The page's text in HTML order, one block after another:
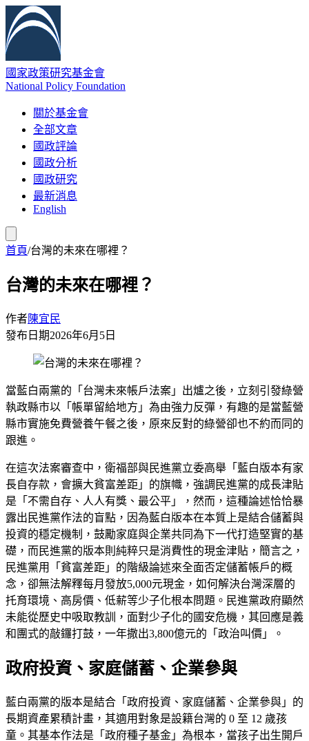
國家政策研究基金會
National Policy Foundation
關於基金會
全部文章
國政評論
國政分析
國政研究
最新消息
English
首頁/台灣的未來在哪裡？
台灣的未來在哪裡？
作者陳宜民
發布日期2026年6月5日
當藍白兩黨的「台灣未來帳戶法案」出爐之後，立刻引發綠營
執政縣市以「帳單留給地方」為由強力反彈，有趣的是當藍營
縣市實施免費營養午餐之後，原來反對的綠營卻也不約而同的
跟進。
在這次法案審查中，衛福部與民進黨立委高舉「藍白版本有家
長自存款，會擴大貧富差距」的旗幟，強調民進黨的成長津貼
是「不需自存、人人有獎、最公平」，然而，這種論述恰恰暴
露出民進黨作法的盲點，因為藍白版本在本質上是結合儲蓄與
投資的穩定機制，鼓勵家庭與企業共同為下一代打造堅實的基
礎，而民進黨的版本則純粹只是消費性的現金津貼，簡言之，
民進黨用「貧富差距」的階級論述來全面否定儲蓄帳戶的概
念，卻無法解釋每月發放5,000元現金，如何解決台灣深層的
托育環境、高房價、低薪等少子化根本問題。民進黨政府顯然
未能從歷史中吸取教訓，面對少子化的國安危機，其回應是義
和團式的敲鑼打鼓，一年撒出3,800億元的「政治叫價」。
政府投資、家庭儲蓄、企業參與
藍白兩黨的版本是結合「政府投資、家庭儲蓄、企業參與」的
長期資產累積計畫，其適用對象是設籍台灣的 0 至 12 歲孩
童。其基本作法是「政府種子基金」為根本，當孩子出生開戶